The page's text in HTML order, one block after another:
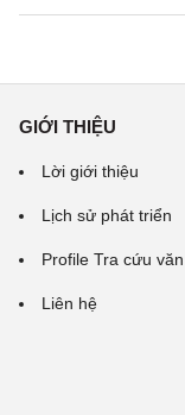
GIỚI THIỆU
Lời giới thiệu
Lịch sử phát triển
Profile Tra cứu
Liên hệ